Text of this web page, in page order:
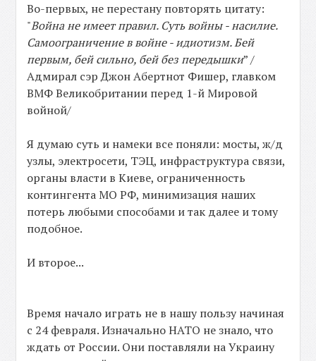
Во-первых, не перестану повторять цитату:
"Война не имеет правил. Суть войны - насилие.
Самоограничение в войне - идиотизм. Бей
первым, бей сильно, бей без передышки” /
Адмирал сэр Джон Абертнот Фишер, главком
ВМФ Великобритании перед 1-й Мировой
войной/
Я думаю суть и намеки все поняли: мосты, ж/д
узлы, электросети, ТЭЦ, инфраструктура связи,
органы власти в Киеве, ограниченность
контингента МО РФ, минимизация наших
потерь любыми способами и так далее и тому
подобное.
И второе...
Время начало играть не в нашу пользу начиная
с 24 февраля. Изначально НАТО не знало, что
ждать от России. Они поставляли на Украину